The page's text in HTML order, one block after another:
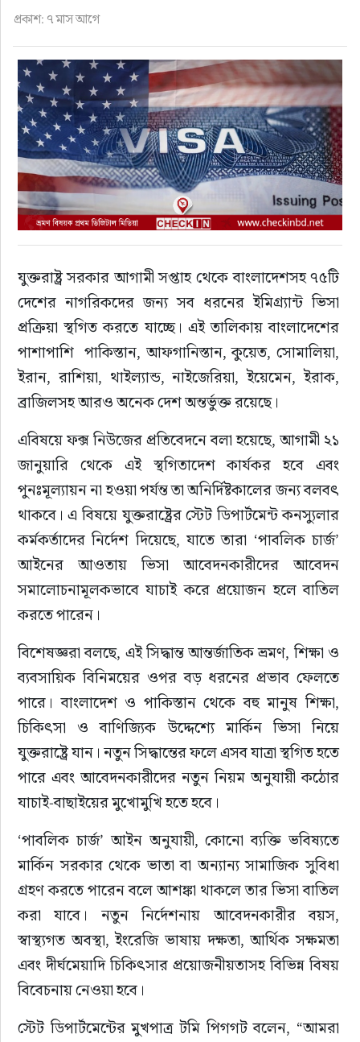
ফুড
হজ-ওমরাহ
ভিডিও
আরও
প্রকাশ: ৭ মাস আগে
যুক্তরাষ্ট্র সরকার আগামী সপ্তাহ থেকে বাংলাদেশসহ ৭৫টি
দেশের নাগরিকদের জন্য সব ধরনের ইমিগ্র্যান্ট ভিসা
প্রক্রিয়া স্থগিত করতে যাচ্ছে। এই তালিকায় বাংলাদেশের
পাশাপাশি  পাকিস্তান, আফগানিস্তান, কুয়েত, সোমালিয়া,
ইরান, রাশিয়া, থাইল্যান্ড, নাইজেরিয়া, ইয়েমেন, ইরাক,
ব্রাজিলসহ আরও অনেক দেশ অন্তর্ভুক্ত রয়েছে।
এবিষয়ে ফক্স নিউজের প্রতিবেদনে বলা হয়েছে, আগামী ২১
জানুয়ারি থেকে এই স্থগিতাদেশ কার্যকর হবে এবং
পুনঃমূল্যায়ন না হওয়া পর্যন্ত তা অনির্দিষ্টকালের জন্য বলবৎ
থাকবে। এ বিষয়ে যুক্তরাষ্ট্রের স্টেট ডিপার্টমেন্ট কনস্যুলার
কর্মকর্তাদের নির্দেশ দিয়েছে, যাতে তারা ‘পাবলিক চার্জ’
আইনের আওতায় ভিসা আবেদনকারীদের আবেদন
সমালোচনামূলকভাবে যাচাই করে প্রয়োজন হলে বাতিল
করতে পারেন।
বিশেষজ্ঞরা বলছে, এই সিদ্ধান্ত আন্তর্জাতিক ভ্রমণ, শিক্ষা ও
ব্যবসায়িক বিনিময়ের ওপর বড় ধরনের প্রভাব ফেলতে
পারে। বাংলাদেশ ও পাকিস্তান থেকে বহু মানুষ শিক্ষা,
চিকিৎসা ও বাণিজ্যিক উদ্দেশ্যে মার্কিন ভিসা নিয়ে
যুক্তরাষ্ট্রে যান। নতুন সিদ্ধান্তের ফলে এসব যাত্রা স্থগিত হতে
পারে এবং আবেদনকারীদের নতুন নিয়ম অনুযায়ী কঠোর
যাচাই-বাছাইয়ের মুখোমুখি হতে হবে।
‘পাবলিক চার্জ’ আইন অনুযায়ী, কোনো ব্যক্তি ভবিষ্যতে
মার্কিন সরকার থেকে ভাতা বা অন্যান্য সামাজিক সুবিধা
গ্রহণ করতে পারেন বলে আশঙ্কা থাকলে তার ভিসা বাতিল
করা যাবে। নতুন নির্দেশনায় আবেদনকারীর বয়স,
স্বাস্থ্যগত অবস্থা, ইংরেজি ভাষায় দক্ষতা, আর্থিক সক্ষমতা
এবং দীর্ঘমেয়াদি চিকিৎসার প্রয়োজনীয়তাসহ বিভিন্ন বিষয়
বিবেচনায় নেওয়া হবে।
স্টেট ডিপার্টমেন্টের মুখপাত্র টমি পিগগট বলেন, “আমরা